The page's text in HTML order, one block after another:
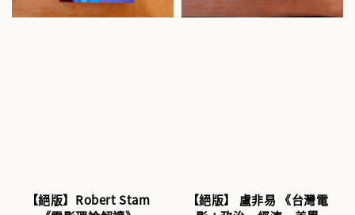
【絕版】Robert Stam
【絕版】 盧非易 《台灣電